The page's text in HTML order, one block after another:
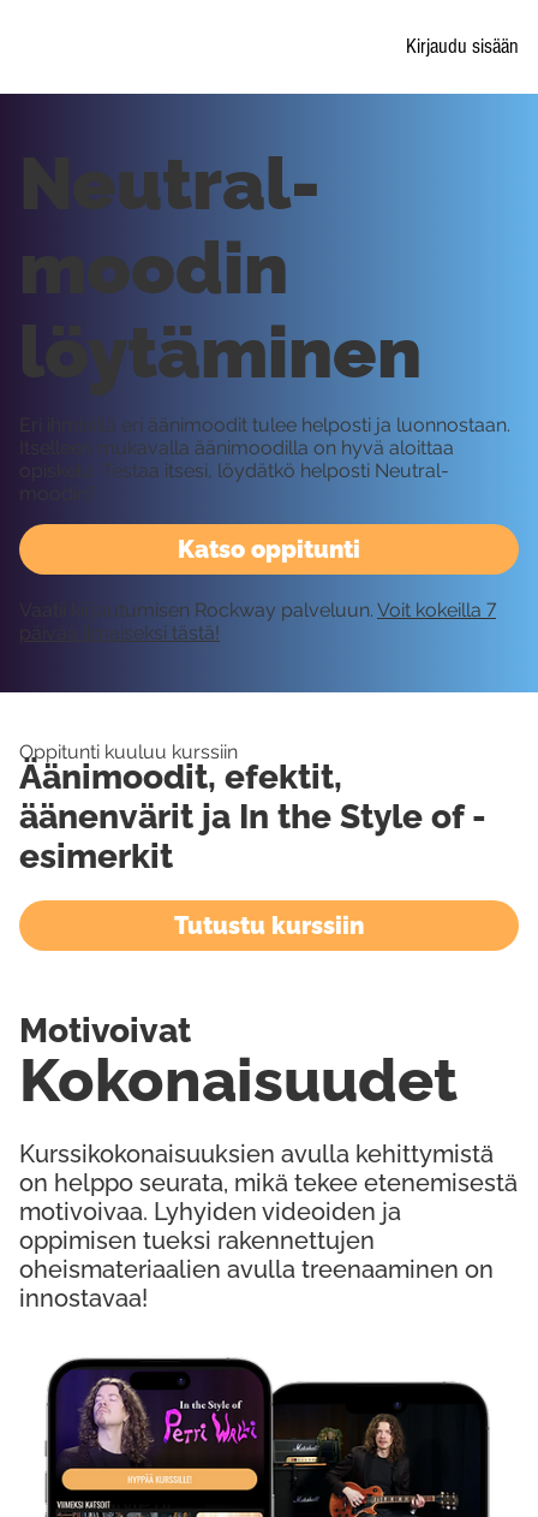
Kirjaudu sisään
Katso oppitunti
Neutral-
moodin
löytäminen
Eri ihmisillä eri äänimoodit tulee helposti ja luonnostaan.
Itselleen mukavalla äänimoodilla on hyvä aloittaa
opiskelu. Testaa itsesi, löydätkö helposti Neutral-
moodin?
Vaatii kirjautumisen Rockway palveluun. Voit kokeilla 7
päivää ilmaiseksi tästä!
Oppitunti kuuluu kurssiin
Äänimoodit, efektit,
äänenvärit ja In the Style of -
esimerkit
Tutustu kurssiin
Kurssikokonaisuuksien avulla kehittymistä
on helppo seurata, mikä tekee etenemisestä
motivoivaa. Lyhyiden videoiden ja
oppimisen tueksi rakennettujen
oheismateriaalien avulla treenaaminen on
innostavaa!
Kokonaisuudet
Motivoivat